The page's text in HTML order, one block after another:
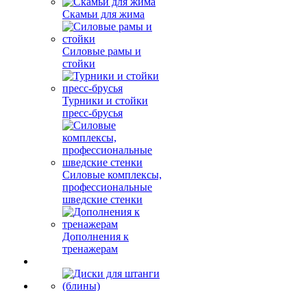
Скамьи для жима
Силовые рамы и
стойки
Турники и стойки
пресс-брусья
Силовые комплексы,
профессиональные
шведские стенки
Дополнения к
тренажерам